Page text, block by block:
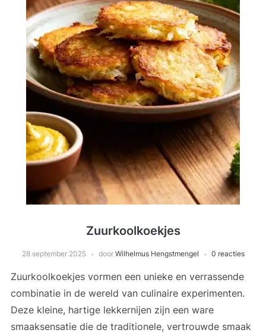
Zuurkoolkoekjes
28 september 2025 door Wilhelmus Hengstmengel 0 reacties
Zuurkoolkoekjes vormen een unieke en verrassende
combinatie in de wereld van culinaire experimenten.
Deze kleine, hartige lekkernijen zijn een ware
smaaksensatie die de traditionele, vertrouwde smaak